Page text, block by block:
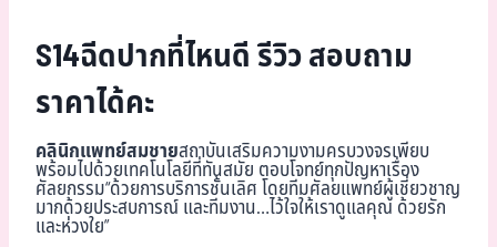
S14ฉีดปากที่ไหนดี รีวิว สอบถาม
ราคาได้คะ
คลินิกแพทย์สมชายสถาบันเสริมความงามครบวงจรเพียบ
พร้อมไปด้วยเทคโนโลยีที่ทันสมัย ตอบโจทย์ทุกปัญหาเรื่อง
ศัลยกรรม“ด้วยการบริการชั้นเลิศ โดยทีมศัลยแพทย์ผู้เชี่ยวชาญ
มากด้วยประสบการณ์ และทีมงาน…ไว้ใจให้เราดูแลคุณ ด้วยรัก
และห่วงใย”